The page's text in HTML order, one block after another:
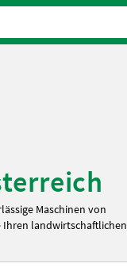
Maschinen von
Ihren landwirtschaftlichen